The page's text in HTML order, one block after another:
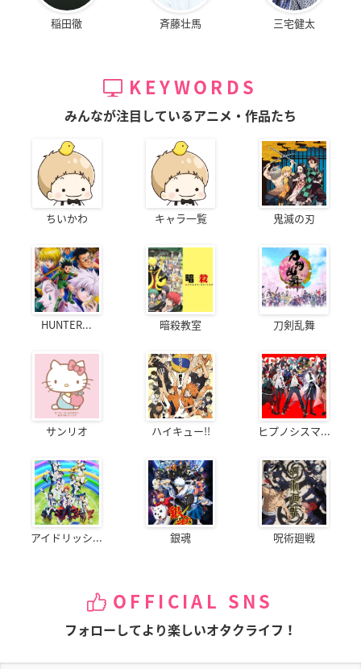
稲田徹 斉藤壮馬 三宅健太
KEYWORDS
みんなが注目しているアニメ・作品たち
ちいかわ キャラ一覧 鬼滅の刃
HUNTER... 暗殺教室 刀剣乱舞
サンリオ ハイキュー!! ヒプノシスマ...
アイドリッシ... 銀魂 呪術廻戦
OFFICIAL SNS
フォローしてより楽しいオタクライフ！